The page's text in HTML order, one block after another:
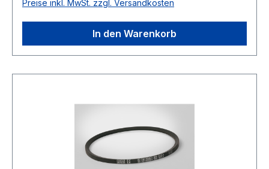
Polyester Breite 12,7mm Höhe 10mm
Preise inkl. MwSt. zzgl. Versandkosten
In den Warenkorb